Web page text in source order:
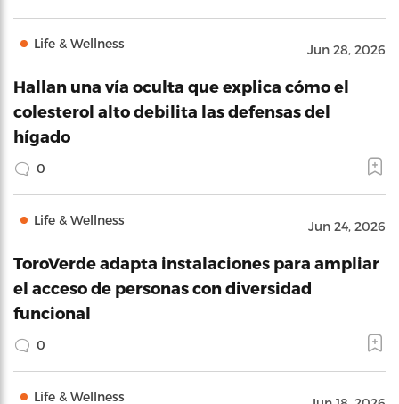
Life & Wellness Jun 28, 2026
Hallan una vía oculta que explica cómo el
colesterol alto debilita las defensas del
hígado
0
Life & Wellness Jun 24, 2026
ToroVerde adapta instalaciones para ampliar
el acceso de personas con diversidad
funcional
0
Life & Wellness